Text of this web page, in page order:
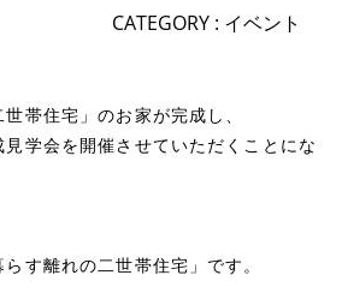
CATEGORY : イベント
帯住宅」のお家が完成し、
学会を開催させていただくことにな
す離れの二世帯住宅」です。